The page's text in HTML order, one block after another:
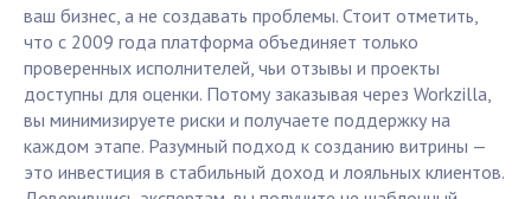
ваш бизнес, а не создавать проблемы. Стоит отметить,
что с 2009 года платформа объединяет только
проверенных исполнителей, чьи отзывы и проекты
доступны для оценки. Потому заказывая через Workzilla,
вы минимизируете риски и получаете поддержку на
каждом этапе. Разумный подход к созданию витрины —
это инвестиция в стабильный доход и лояльных клиентов.